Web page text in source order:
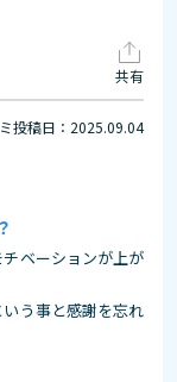
共有
投稿日：2025.09.04
ベーションが上が
う事と感謝を忘れ